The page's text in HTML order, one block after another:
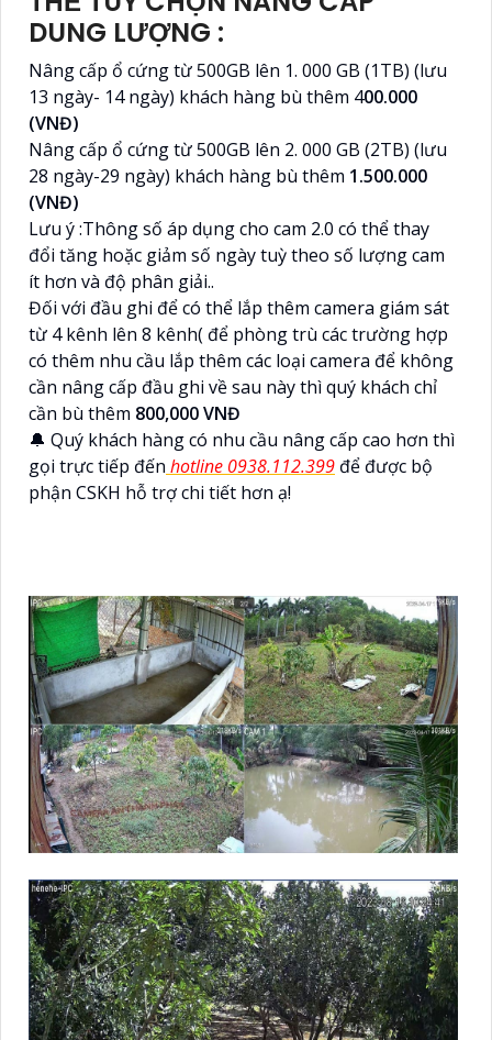
DUNG LƯỢNG :
Nâng cấp ổ cứng từ 500GB lên 1. 000 GB (1TB) (lưu
13 ngày- 14 ngày) khách hàng bù thêm 400.000
(VNĐ)
Nâng cấp ổ cứng từ 500GB lên 2. 000 GB (2TB) (lưu
28 ngày-29 ngày) khách hàng bù thêm 1.500.000
(VNĐ)
Lưu ý :Thông số áp dụng cho cam 2.0 có thể thay
đổi tăng hoặc giảm số ngày tuỳ theo số lượng cam
ít hơn và độ phân giải..
Đối với đầu ghi để có thể lắp thêm camera giám sát
từ 4 kênh lên 8 kênh( để phòng trù các trường hợp
có thêm nhu cầu lắp thêm các loại camera để không
cần nâng cấp đầu ghi về sau này thì quý khách chỉ
cần bù thêm 800,000 VNĐ
🔔 Quý khách hàng có nhu cầu nâng cấp cao hơn thì
gọi trực tiếp đến hotline 0938.112.399 để được bộ
phận CSKH hỗ trợ chi tiết hơn ạ!